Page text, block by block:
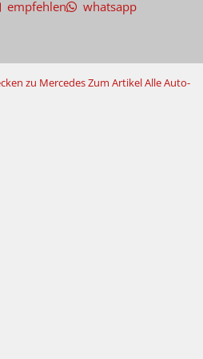
empfehlen whatsapp
zu MercedesZum ArtikelAlle Auto-